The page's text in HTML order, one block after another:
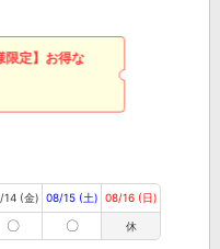
限定】お得な
14 (金)
〇
08/15 (土)
〇
08/16 (日)
休